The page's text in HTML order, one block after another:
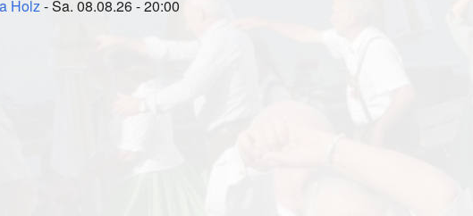
Holz - Sa. 08.08.26 - 20:00